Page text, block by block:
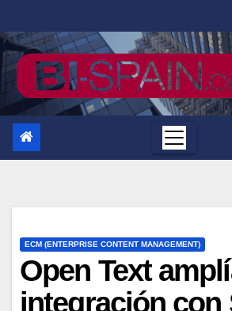
al
contenido
ECM (ENTERPRISE CONTENT MANAGEMENT)
Open Text
integración con